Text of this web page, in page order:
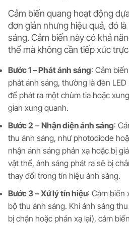
Cảm biến quang hoạt động
đơn giản nhưng hiệu quả, đó
sáng. Cảm biến này có khả
thể mà không cần tiếp xúc
Bước 1 – Phát ánh sáng: Cảm
phát ánh sáng, thường là đèn
để phát ra một chùm tia hoặc
gian xung quanh.
Bước 2 – Nhận diện ánh sáng:
thu ánh sáng, như photodiode
nhận ánh sáng phản xạ hoặc bị
vật thể, ánh sáng phát ra sẽ bị
thay đổi trong tín hiệu ánh sáng.
Bước 3 – Xử lý tín hiệu: Cảm biến
bộ thu ánh sáng. Khi ánh sáng
bị chặn hoặc phản xạ lại), cảm